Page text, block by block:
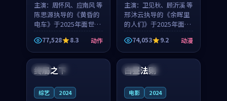
主演： 周怀风、应南风 等
陈思源执导的《黄昏的
电车》于2025年面世，
日本的城市气质与渔村
故事的人物心境共同构
筑了影片基调。周怀
风、应南风用细腻的表
演撑起整部动作电影，
77,528 8.3 动作
主演： 卫见秋、顾沂溪 等
邢沐云执导的《余晖里
的人们》于2025年面
世，泰国的城市气质与
小镇生活的人物心境共
同构筑了影片基调。卫
见秋、顾沂溪用细腻的
表演撑起整部动漫电
74,053 9.2 动漫
中国 院线
终局之下
综艺 2024
中国 完结
白昼法则
电影 2024